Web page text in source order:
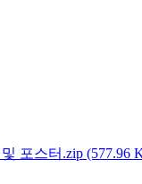
포스터.zip (577.96